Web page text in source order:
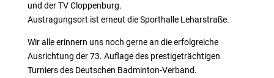
und der TV Cloppenburg.
Austragungsort ist erneut die Sporthalle Leharstraße.
Wir alle erinnern uns noch gerne an die erfolgreiche
Ausrichtung der 73. Auflage des prestigeträchtigen
Turniers des Deutschen Badminton-Verband.